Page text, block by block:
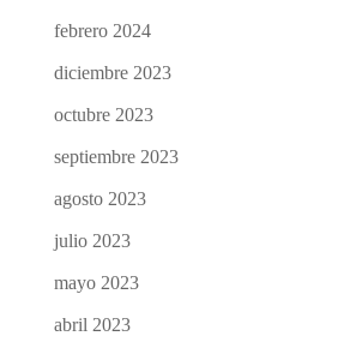
febrero 2024
diciembre 2023
octubre 2023
septiembre 2023
agosto 2023
julio 2023
mayo 2023
abril 2023